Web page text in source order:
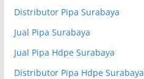
Distributor Pipa Surabaya
Jual Pipa Surabaya
Jual Pipa Hdpe Surabaya
Distributor Pipa Hdpe Surabaya